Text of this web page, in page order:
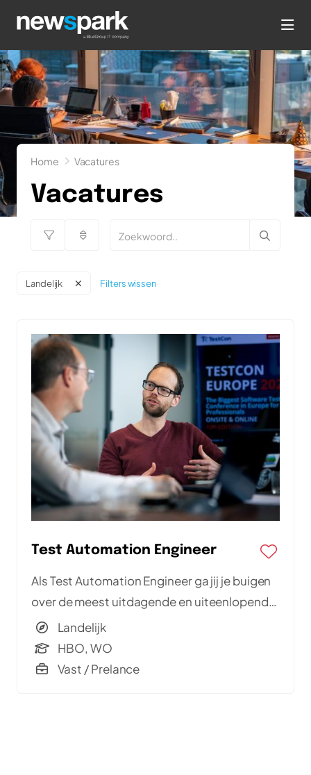
Home Vacatures
Vacatures
Landelijk Filters wissen
Test Automation Engineer
Als Test Automation Engineer ga jij je buigen
over de meest uitdagende en uiteenlopende
vraagstukken en wordt je onderdeel van een
team van experts.
Landelijk
HBO, WO
Vast / Prelance